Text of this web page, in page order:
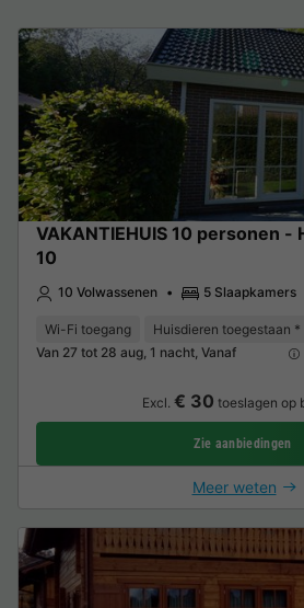
VAKANTIEHUIS 10 personen -
10
10 Volwassenen 5 Slaapkamers
Wi-Fi toegang Huisdieren toegestaan *
Van 27 tot 28 aug, 1 nacht, Vanaf
Excl. € 30 toeslagen op
Zie aanbiedingen
Meer weten